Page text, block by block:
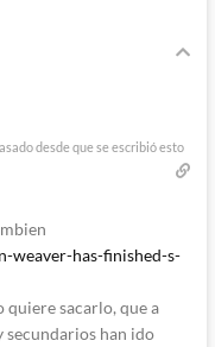
desde que se escribió esto
weaver-has-finished-s-
quiere sacarlo, que a
secundarios han ido